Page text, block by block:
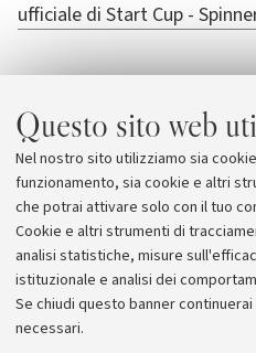
Questo sito web
Nel nostro sito utilizziamo sia
funzionamento, sia cookie e altri
che potrai attivare solo con il tuo
Cookie e altri strumenti di
analisi statistiche, misure
istituzionale e analisi dei
Se chiudi questo banner
necessari.
ufficiale di Start Cup -
Allegati
Start Cup - Spinner